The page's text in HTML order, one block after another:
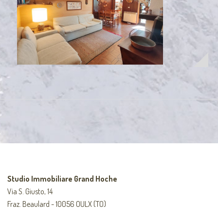
Studio Immobiliare Grand Hoche
Via S. Giusto, 14
Fraz. Beaulard - 10056 OULX (TO)